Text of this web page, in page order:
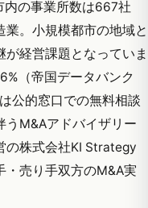
内の事業所数は667社
業。小規模都市の地域と
経営課題となっていま
（帝国データバンク
公的窓口での無料相談
うM&Aアドバイザリー
の株式会社KI Strategy
・売り手双方のM&A実